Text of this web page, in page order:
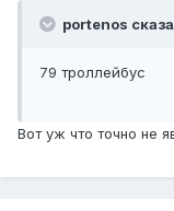
portenos
79 троллейбус
Вот уж что точно не